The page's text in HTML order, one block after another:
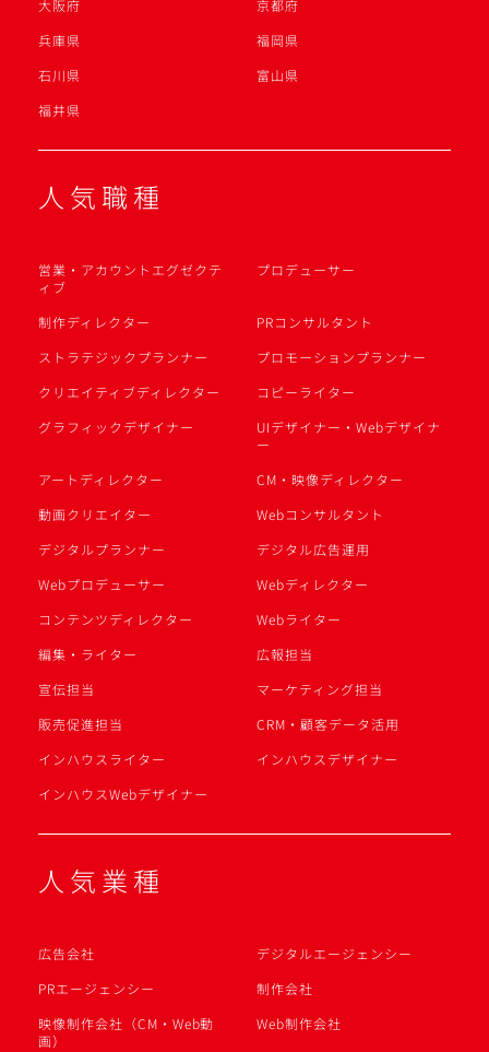
大阪府
京都府
兵庫県
福岡県
石川県
富山県
福井県
人気職種
営業・アカウントエグゼクテ
ィブ
プロデューサー
制作ディレクター
PRコンサルタント
ストラテジックプランナー
プロモーションプランナー
クリエイティブディレクター
コピーライター
グラフィックデザイナー
UIデザイナー・Webデザイナ
ー
アートディレクター
CM・映像ディレクター
動画クリエイター
Webコンサルタント
デジタルプランナー
デジタル広告運用
Webプロデューサー
Webディレクター
コンテンツディレクター
Webライター
編集・ライター
広報担当
宣伝担当
マーケティング担当
販売促進担当
CRM・顧客データ活用
インハウスライター
インハウスデザイナー
インハウスWebデザイナー
人気業種
広告会社
デジタルエージェンシー
PRエージェンシー
制作会社
映像制作会社（CM・Web動
画）
Web制作会社